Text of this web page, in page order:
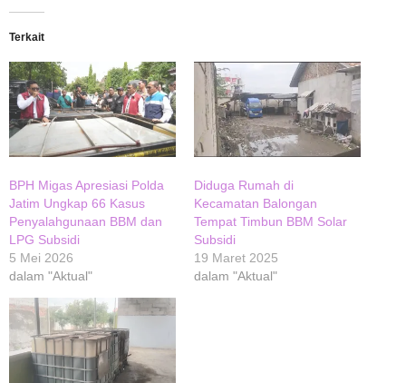
Terkait
BPH Migas Apresiasi Polda
Jatim Ungkap 66 Kasus
Penyalahgunaan BBM dan
LPG Subsidi
5 Mei 2026
dalam "Aktual"
Diduga Rumah di
Kecamatan Balongan
Tempat Timbun BBM Solar
Subsidi
19 Maret 2025
dalam "Aktual"